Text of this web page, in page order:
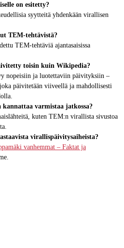
on esitetty?
syytteitä yhdenkään virallisen
TEM-tehtävistä?
TEM-tehtäviä ajantasaisissa
toisin kuin Wikipedia?
nopeisiin ja luotettaviin päivityksiin –
päivitetään viiveellä ja mahdollisesti
varmistaa jatkossa?
kuten TEM:n virallista sivustoa
virallispäivitysaiheista?
vanhemmat – Faktat ja